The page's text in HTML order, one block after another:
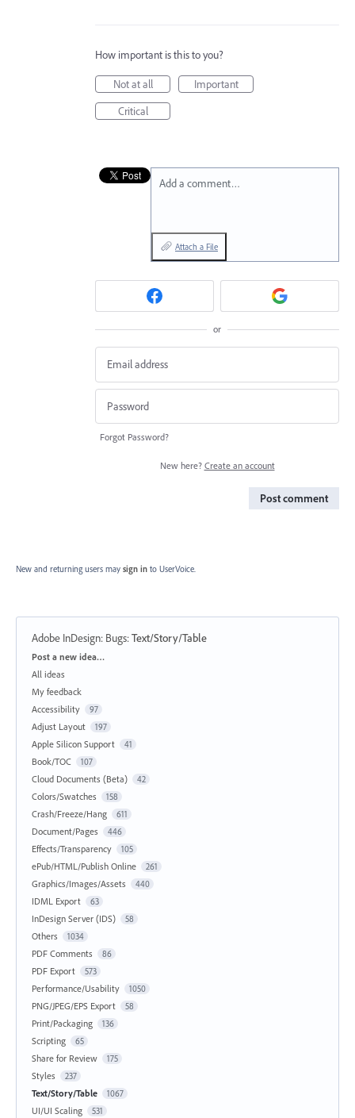
How important is this to you?
Not at all
Important
Critical
Add a comment…
Attach a File
or
Forgot Password?
New here? Create an account
Post comment
New and returning users may sign in to UserVoice.
Adobe InDesign: Bugs:Text/Story/Table
Categories
Post a new idea…
All ideas
My feedback
Accessibility
97
Adjust Layout 197
Apple Silicon Support 41
Book/TOC 107
Cloud Documents (Beta) 42
Colors/Swatches 158
Crash/Freeze/Hang 611
Document/Pages 446
Effects/Transparency 105
ePub/HTML/Publish Online 261
Graphics/Images/Assets 440
IDML Export 63
InDesign Server (IDS) 58
Others 1034
PDF Comments 86
PDF Export 573
Performance/Usability 1050
PNG/JPEG/EPS Export 58
Print/Packaging 136
Scripting 65
Share for Review 175
Styles 237
Text/Story/Table 1067
UI/UI Scaling 531